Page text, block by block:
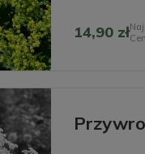
14,90 zł